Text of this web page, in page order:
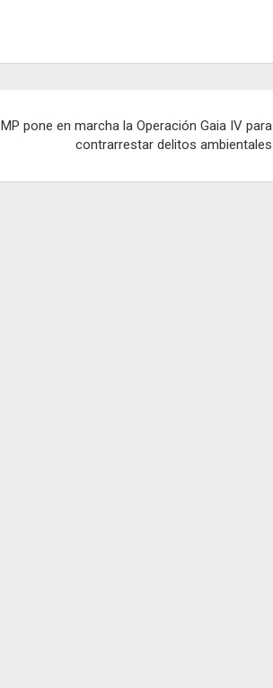
MP pone en marcha la Operación Gaia IV para
contrarrestar delitos ambientales